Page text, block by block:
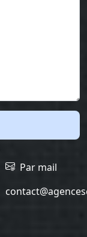
Par mail